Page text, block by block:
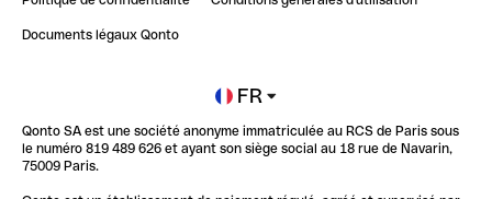
Impact de l'IA sur les carrières/productivité
Newsroom
Glossaire finance
Documents légaux Qonto
FR
Qonto SA est une société anonyme immatriculée au RCS de Paris sous
le numéro 819 489 626 et ayant son siège social au 18 rue de Navarin,
75009 Paris.